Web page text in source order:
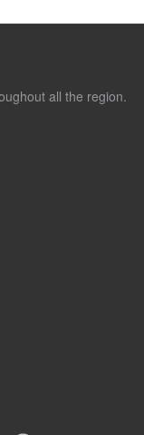
all the region.